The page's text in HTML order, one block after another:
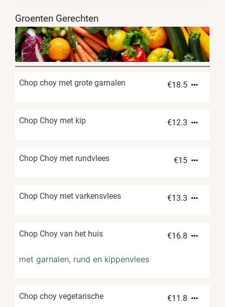
Groenten Gerechten
Chop choy met grote garnalen €18.5
Chop Choy met kip €12.3
Chop Choy met rundvlees €15
Chop Choy met varkensvlees €13.3
Chop Choy van het huis €16.8
met garnalen, rund en kippenvlees
Chop choy vegetarische €11.8